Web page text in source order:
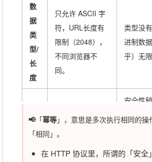
数
据
类
型/
长
度
只允许 ASCII 字
符，URL长度有
限制（2048），
不同浏览器不
同。
类型没
进制数
乎）无
全
性
据在URL中容易
暴露
安全性
过程也
📢「幂等」，意思是多次执行相同的
「相同」。
在 HTTP 协议里，所谓的「安全